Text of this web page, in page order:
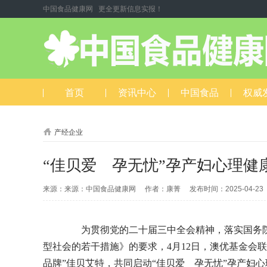
中国食品健康网 更全更新信息实报！
首页 资讯中心 中国食品 权威
产经企业
“佳贝爱 孕无忧”孕产妇心理健
来源：来源：中国食品健康网 作者：康菁 发布时间：2025-04-
为贯彻党的二十届三中全会精神，落实国务
型社会的若干措施》的要求，4月12日，澳优基金会
品牌”佳贝艾特，共同启动“佳贝爱 孕无忧”孕产妇